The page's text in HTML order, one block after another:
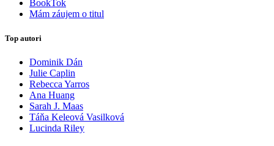
BookTok
Mám záujem o titul
Top autori
Dominik Dán
Julie Caplin
Rebecca Yarros
Ana Huang
Sarah J. Maas
Táňa Keleová Vasilková
Lucinda Riley